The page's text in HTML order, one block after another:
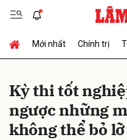
Mới nhất Chính trị
Kỳ thi tốt
ngược những
không thể bỏ lỡ
Gửi bình luận